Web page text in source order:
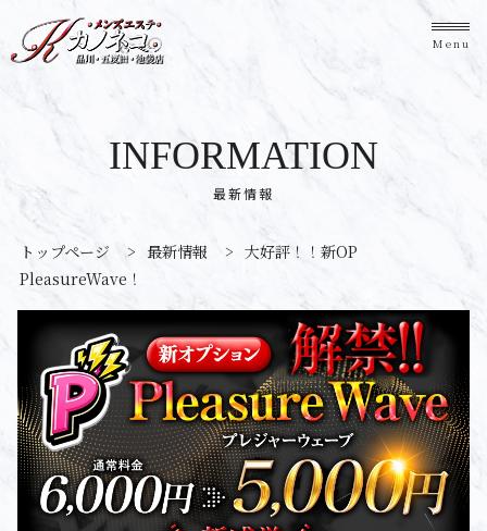
Menu
最新情報
INFORMATION
トップページ > 最新情報 > 大好評！！新OP
PleasureWave！